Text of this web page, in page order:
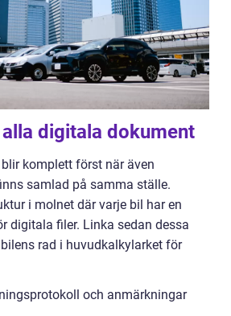
digitala dokument
komplett först när även
samlad på samma ställe.
i molnet där varje bil har en
digitala filer. Linka sedan dessa
rad i huvudkalkylarket för
och anmärkningar